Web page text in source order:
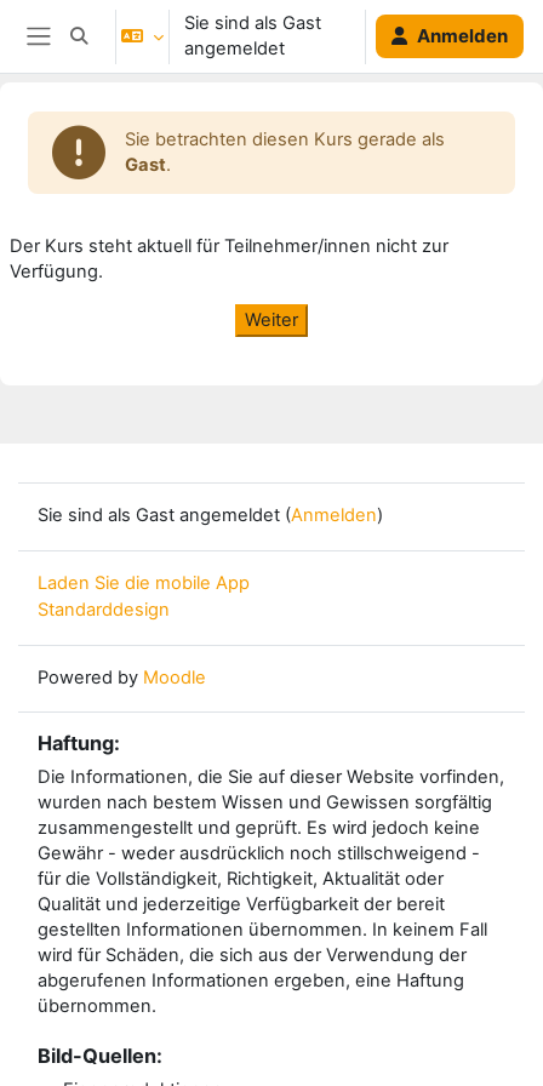
Zum Hauptinhalt
Website-Übersicht
Sucheingabe umschalten
Sie sind als Gast
angemeldet
Anmelden
Sie betrachten diesen Kurs gerade als
Gast.
Der Kurs steht aktuell für Teilnehmer/innen nicht zur
Verfügung.
Weiter
Sie sind als Gast angemeldet (Anmelden)
Laden Sie die mobile App
Standarddesign
Powered by Moodle
Haftung:
Die Informationen, die Sie auf dieser Website vorfinden,
wurden nach bestem Wissen und Gewissen sorgfältig
zusammengestellt und geprüft. Es wird jedoch keine
Gewähr - weder ausdrücklich noch stillschweigend -
für die Vollständigkeit, Richtigkeit, Aktualität oder
Qualität und jederzeitige Verfügbarkeit der bereit
gestellten Informationen übernommen. In keinem Fall
wird für Schäden, die sich aus der Verwendung der
abgerufenen Informationen ergeben, eine Haftung
übernommen.
Bild-Quellen: